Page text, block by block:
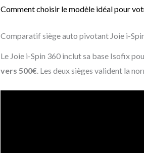
Comment choisir le modèle idéal pour
Comparatif siège auto pivotant Joie i-
Le Joie i-Spin 360 inclut sa base Isofix
vers 500€. Les deux sièges valident la